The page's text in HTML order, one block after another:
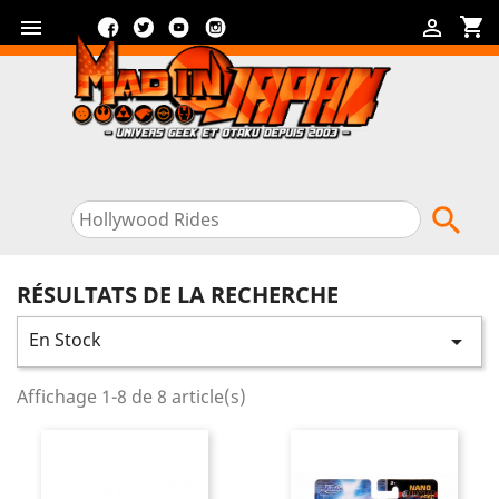
 shopping_cart

FacebookTwitterYouTube

RÉSULTATS DE LA RECHERCHE
En Stock 
Affichage 1-8 de 8 article(s)